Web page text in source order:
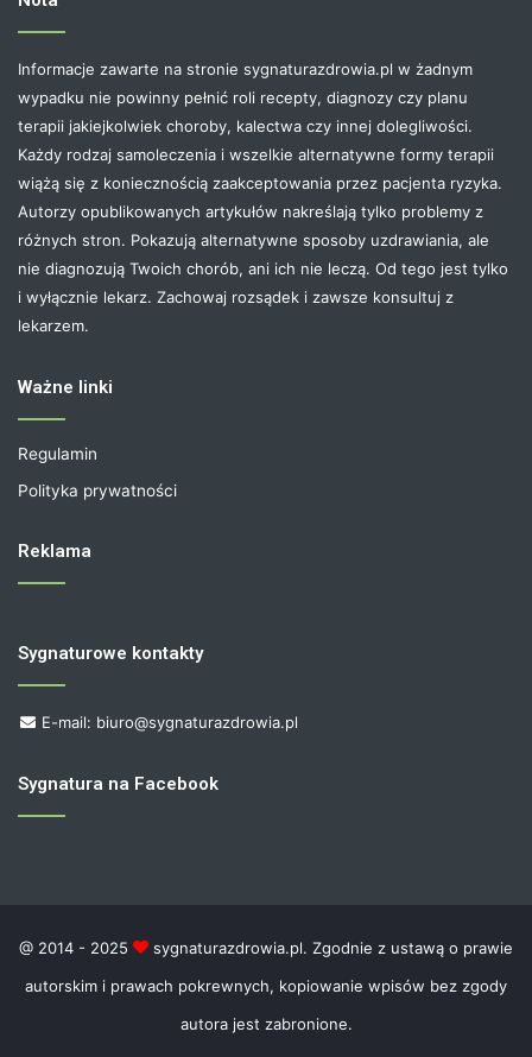
Informacje zawarte na stronie sygnaturazdrowia.pl w żadnym
wypadku nie powinny pełnić roli recepty, diagnozy czy planu
terapii jakiejkolwiek choroby, kalectwa czy innej dolegliwości.
Każdy rodzaj samoleczenia i wszelkie alternatywne formy terapii
wiążą się z koniecznością zaakceptowania przez pacjenta ryzyka.
Autorzy opublikowanych artykułów nakreślają tylko problemy z
różnych stron. Pokazują alternatywne sposoby uzdrawiania, ale
nie diagnozują Twoich chorób, ani ich nie leczą. Od tego jest tylko
i wyłącznie lekarz. Zachowaj rozsądek i zawsze konsultuj z
lekarzem.
Ważne linki
Regulamin
Polityka prywatności
Reklama
Sygnaturowe kontakty
E-mail: biuro@sygnaturazdrowia.pl
Sygnatura na Facebook
@ 2014 - 2025
sygnaturazdrowia.pl. Zgodnie z ustawą o prawie
autorskim i prawach pokrewnych, kopiowanie wpisów bez zgody
autora jest zabronione.